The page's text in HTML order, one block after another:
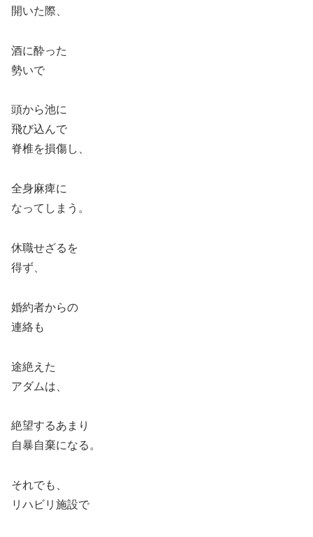
開いた際、
酒に酔った
勢いで
頭から池に
飛び込んで
脊椎を損傷し、
全身麻痺に
なってしまう。
休職せざるを
得ず、
婚約者からの
連絡も
途絶えた
アダムは、
絶望するあまり
自暴自棄になる。
それでも、
リハビリ施設で